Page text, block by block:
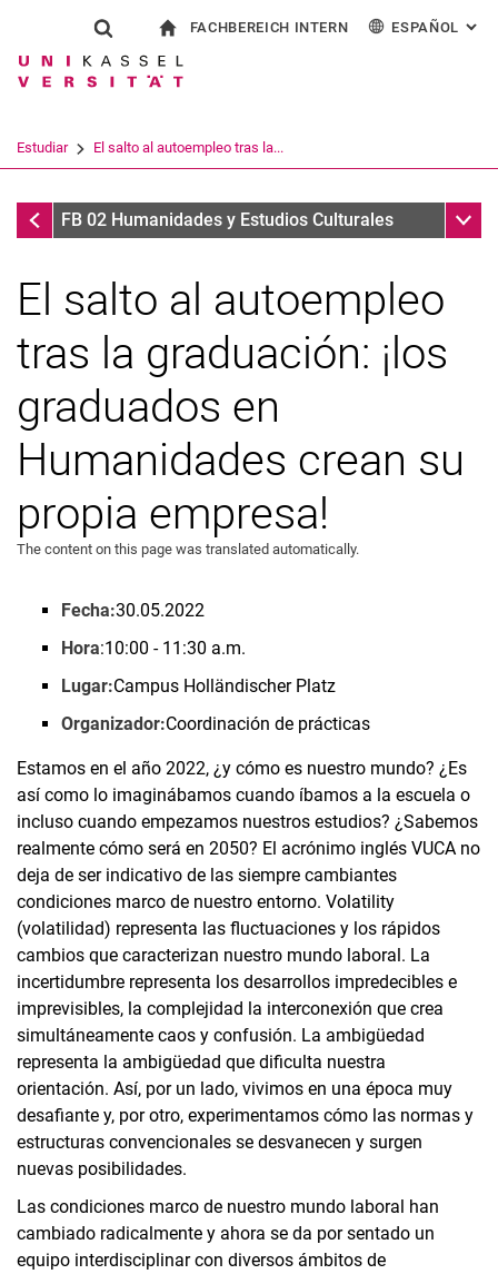
Jump directly to: content
Jump directly to: search
Jump directly to: main
Show search form
Search term
Search (opens an external link in a
FACHBEREICH INTERN ESPAÑOL :
Estudiar El salto al autoempleo tras la...
Coordinación de prácticas
FB 02 Humanidades y Estudios Culturales Sub
Inicio del programa de estudios
Fin del programa de estudios
Ordenados por temas
El salto al autoempleo
tras la graduación: ¡los
graduados en
Humanidades crean su
propia empresa!
The content on this page was translated automatically.
Fecha:30.05.2022
Hora:10:00 - 11:30 a.m.
Lugar:Campus Holländischer Platz
Organizador:Coordinación de prácticas
Estamos en el año 2022, ¿y cómo es nuestro mundo? ¿Es
así como lo imaginábamos cuando íbamos a la escuela o
incluso cuando empezamos nuestros estudios? ¿Sabemos
realmente cómo será en 2050? El acrónimo inglés VUCA no
deja de ser indicativo de las siempre cambiantes
condiciones marco de nuestro entorno. Volatility
(volatilidad) representa las fluctuaciones y los rápidos
cambios que caracterizan nuestro mundo laboral. La
incertidumbre representa los desarrollos impredecibles e
imprevisibles, la complejidad la interconexión que crea
simultáneamente caos y confusión. La ambigüedad
representa la ambigüedad que dificulta nuestra
orientación. Así, por un lado, vivimos en una época muy
desafiante y, por otro, experimentamos cómo las normas y
estructuras convencionales se desvanecen y surgen
nuevas posibilidades.
Las condiciones marco de nuestro mundo laboral han
cambiado radicalmente y ahora se da por sentado un
equipo interdisciplinar con diversos ámbitos de